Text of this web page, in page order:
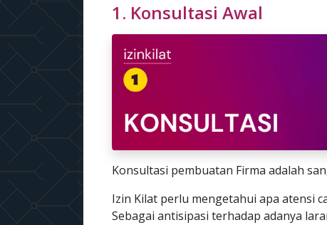
1. Konsultasi Awal
Konsultasi pembuatan Firma adalah
Izin Kilat perlu mengetahui apa atensi
Sebagai antisipasi terhadap adanya